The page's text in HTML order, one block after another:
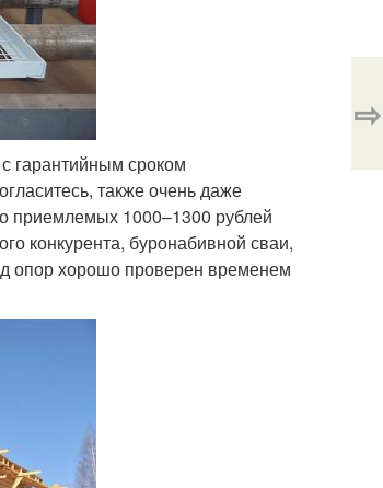
гарантийным сроком
также очень даже
приемлемых 1000–1300 рублей
конкурента, буронабивной сваи,
опор хорошо проверен временем
⇨